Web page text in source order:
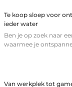
Te koop sloep voor
ieder water
Ben je op zoek naar
waarmee je
Van werkplek tot